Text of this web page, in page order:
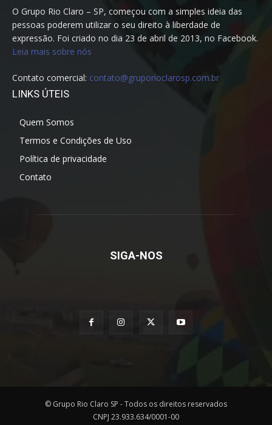
O Grupo Rio Claro – SP, começou com a simples ideia das
pessoas poderem utilizar o seu direito à liberdade de
expressão. Foi criado no dia 23 de abril de 2013, no Facebook.
Leia mais sobre nós
Contato comercial: contato@gruporioclarosp.com.br
LINKS ÚTEIS
Quem Somos
Termos e Condições de Uso
Política de privacidade
Contato
SIGA-NOS
© Grupo Rio Claro SP - Todos os direitos reservados
CNPJ 23.933.634/0001-00